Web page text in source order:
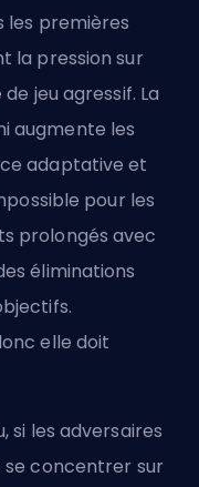
les premières
la pression sur
jeu agressif. La
augmente les
adaptative et
pour les
prolongés avec
éliminations
elle doit
si les adversaires
se concentrer sur